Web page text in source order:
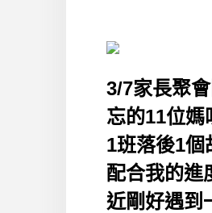
3/7家長聚
忘的11位媽
1班落後1個
配合我的進
近剛好遇到